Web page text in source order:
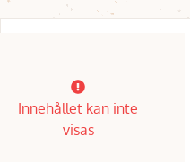
Innehållet kan inte
visas